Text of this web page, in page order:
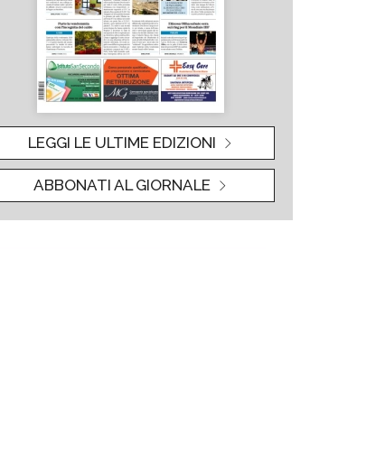
LEGGI LE ULTIME EDIZIONI
ABBONATI AL GIORNALE